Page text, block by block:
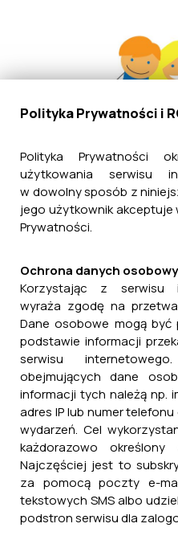
Polityka Prywatności i
Polityka Prywatności
użytkowania serwisu
w dowolny sposób z
jego użytkownik akceptuje
Prywatności.
Ochrona danych
Korzystając z serwisu
wyraża zgodę na
Dane osobowe mogą być
podstawie informacji
serwisu
obejmujących dane
informacji tych należą np.
adres IP lub numer
wydarzeń. Cel
każdorazowo
Najczęściej jest to
za pomocą poczty e-
tekstowych SMS albo
podstron serwisu dla